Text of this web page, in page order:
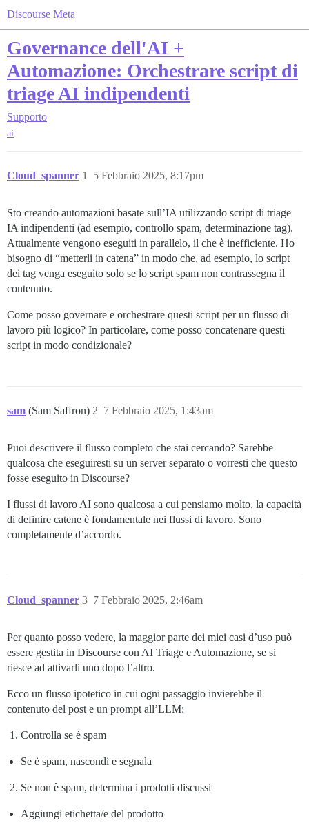
Discourse Meta
Governance dell'AI +
Automazione: Orchestrare script di
triage AI indipendenti
Supporto
ai
Cloud_spanner 5 Febbraio 2025, 8:17pm
1
Sto creando automazioni basate sull’IA utilizzando script di triage
IA indipendenti (ad esempio, controllo spam, determinazione tag).
Attualmente vengono eseguiti in parallelo, il che è inefficiente. Ho
bisogno di “metterli in catena” in modo che, ad esempio, lo script
dei tag venga eseguito solo se lo script spam non contrassegna il
contenuto.
Come posso governare e orchestrare questi script per un flusso di
lavoro più logico? In particolare, come posso concatenare questi
script in modo condizionale?
sam (Sam Saffron) 7 Febbraio 2025, 1:43am
2
Puoi descrivere il flusso completo che stai cercando? Sarebbe
qualcosa che eseguiresti su un server separato o vorresti che questo
fosse eseguito in Discourse?
I flussi di lavoro AI sono qualcosa a cui pensiamo molto, la capacità
di definire catene è fondamentale nei flussi di lavoro. Sono
completamente d’accordo.
Cloud_spanner 7 Febbraio 2025, 2:46am
3
Per quanto posso vedere, la maggior parte dei miei casi d’uso può
essere gestita in Discourse con AI Triage e Automazione, se si
riesce ad attivarli uno dopo l’altro.
Ecco un flusso ipotetico in cui ogni passaggio invierebbe il
contenuto del post e un prompt all’LLM:
Controlla se è spam
Se è spam, nascondi e segnala
Se non è spam, determina i prodotti discussi
Aggiungi etichetta/e del prodotto